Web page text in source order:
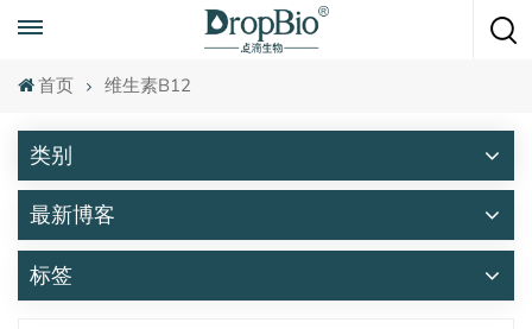
+86 15951008670
首页 维生素B12
类别
最新博客
标签